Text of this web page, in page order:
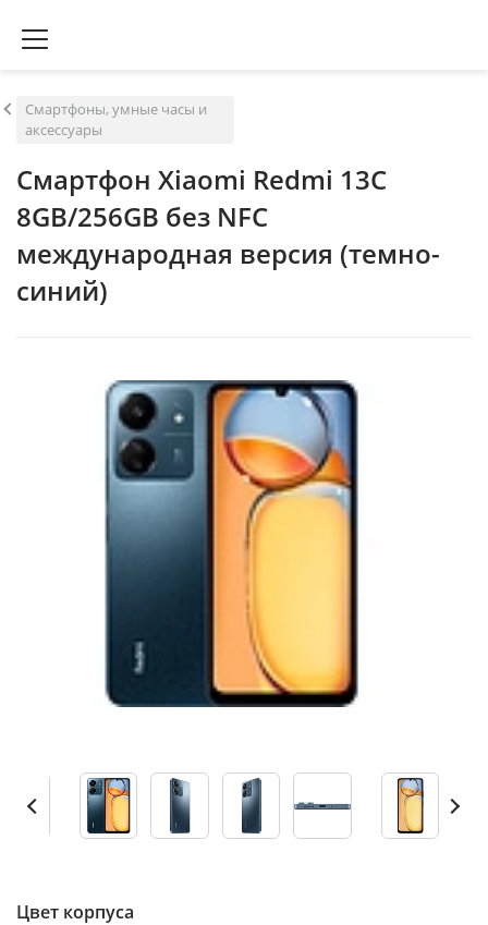
Смартфоны, умные часы и
аксессуары
Смартфон Xiaomi Redmi 13C
8GB/256GB без NFC
международная версия (темно-
синий)
Цвет корпуса